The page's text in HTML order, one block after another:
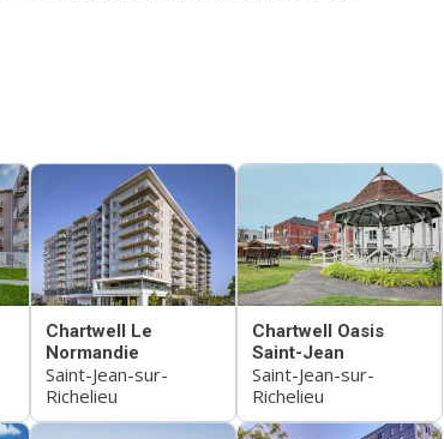
Chartwell Le
Normandie
Saint-Jean-sur-
Richelieu
Chartwell Oasis
Saint-Jean
Saint-Jean-sur-
Richelieu